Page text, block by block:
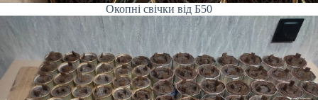
Окопні свічки від Б50